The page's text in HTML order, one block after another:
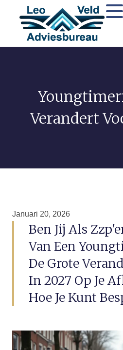
Verandert
Januari 20, 2026
Ben Jij Als
Van Een
De Grote
In 2027 Op Je
Hoe Je Kunt